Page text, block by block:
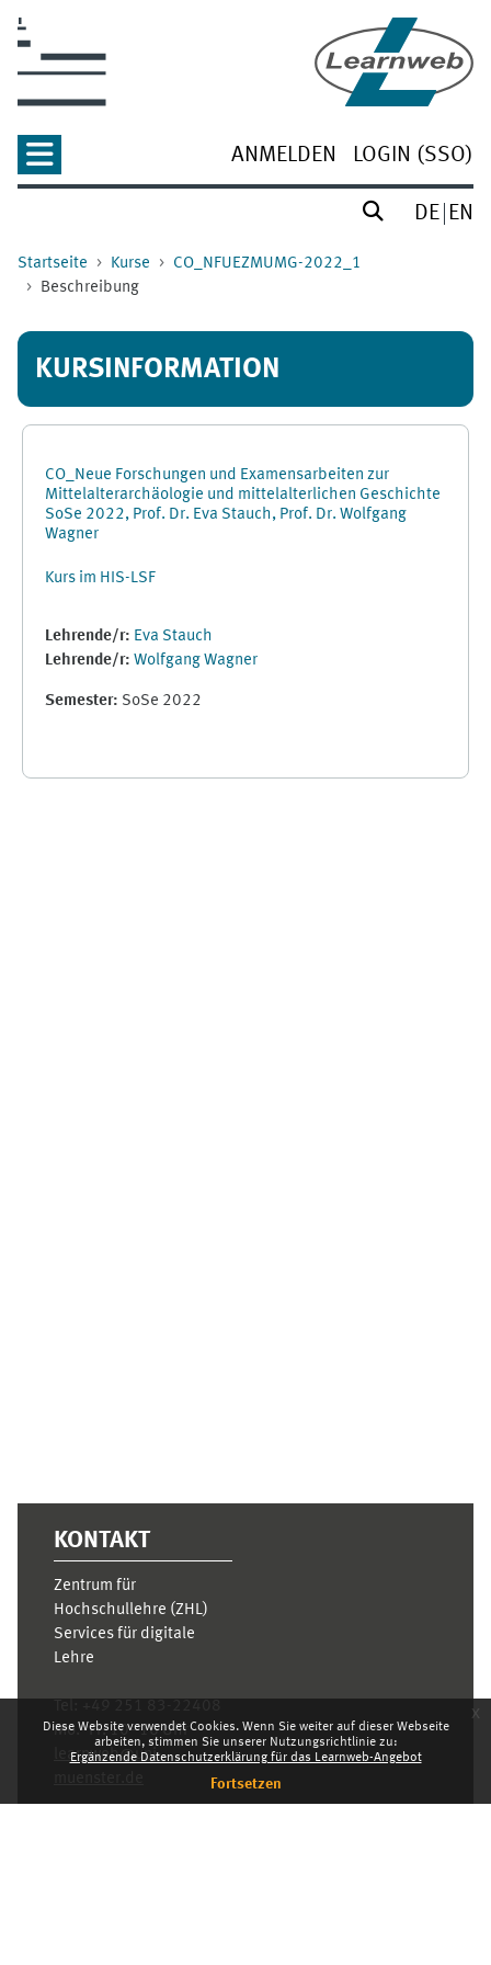
Diese Website verwendet Cookies. Wenn Sie weiter auf dieser Webseite
arbeiten, stimmen Sie unserer Nutzungsrichtlinie zu:
Ergänzende Datenschutzerklärung für das Learnweb-Angebot
Fortsetzen
x
ANMELDEN LOGIN (SSO)
DE EN
Startseite Kurse
CO_NFUEZMUMG-2022_1
Beschreibung
KURSINFORMATION
CO_Neue Forschungen und Examensarbeiten zur
Mittelalterarchäologie und mittelalterlichen Geschichte
SoSe 2022, Prof. Dr. Eva Stauch, Prof. Dr. Wolfgang
Wagner
Kurs im HIS-LSF
Lehrende/r: Eva Stauch
Lehrende/r: Wolfgang Wagner
Semester: SoSe 2022
KONTAKT
Zentrum für
Hochschullehre (ZHL)
Services für digitale
Lehre
Mo.- Fr. 10–16 Uhr
learnweb@uni-